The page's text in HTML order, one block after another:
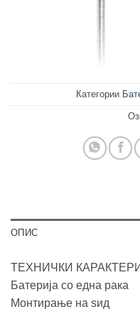
Категории
ОПИС
ТЕХНИЧКИ
Батерија со една рака
Монтирање на ѕид